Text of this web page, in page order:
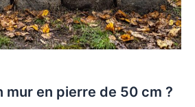
mur en pierre de 50 cm ?